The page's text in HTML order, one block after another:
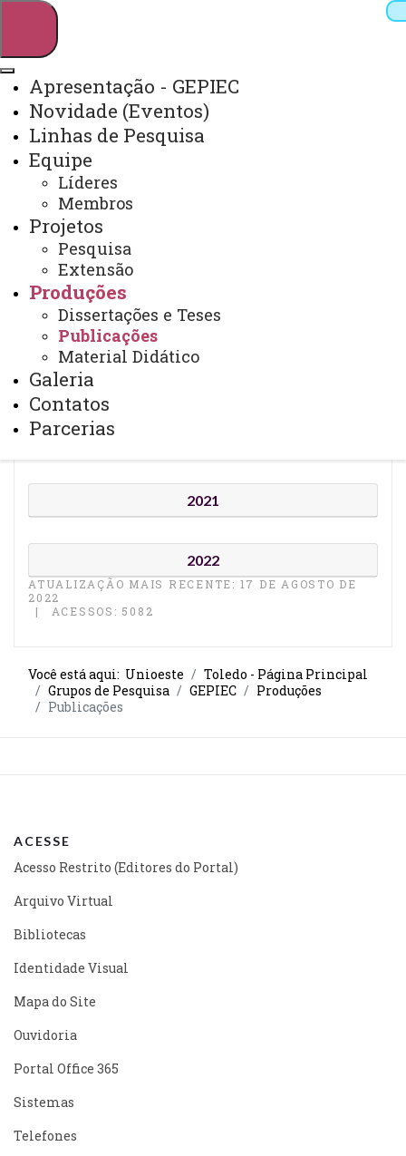
Webmail
Arquivo Virtual
Apresentação - GEPIEC
Novidade (Eventos)
Linhas de Pesquisa
Equipe
Líderes
Membros
Projetos
Pesquisa
Extensão
Produções
Dissertações e Teses
Publicações
Material Didático
Galeria
Contatos
Parcerias
Publicações
2021
2022
ATUALIZAÇÃO MAIS RECENTE: 17 DE AGOSTO DE
2022
ACESSOS: 5082
Você está aqui: Unioeste
Toledo - Página Principal
Grupos de Pesquisa
GEPIEC
Produções
Publicações
ACESSE
Acesso Restrito (Editores do Portal)
Arquivo Virtual
Bibliotecas
Identidade Visual
Mapa do Site
Ouvidoria
Portal Office 365
Sistemas
Telefones